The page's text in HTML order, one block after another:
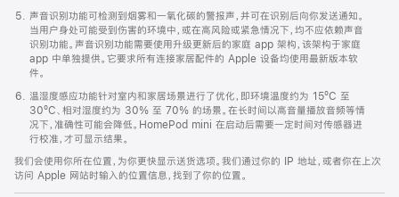
声音识别功能可检测到烟雾和一氧化碳的警报声，并可在识别后向你发送通知。
当用户身处可能受到伤害的环境中，或在高风险或紧急情况下，均不应依赖声音
识别功能。声音识别功能需要使用升级更新后的家庭 app 架构，该架构于家庭
app 中单独提供。它要求所有连接家居配件的 Apple 设备均使用最新版本软
件。
温湿度感应功能针对室内和家居场景进行了优化，即环境温度约为 15ºC 至
30ºC、相对湿度约为 30% 至 70% 的场景。在长时间以高音量播放音频等情
况下，准确性可能会降低。HomePod mini 在启动后需要一定时间对传感器进
行校准，才可显示结果。
我们会使用你所在位置，为你更快显示送货选项。我们通过你的 IP 地址，或者你在上次
访问 Apple 网站时输入的位置信息，找到了你的位置。